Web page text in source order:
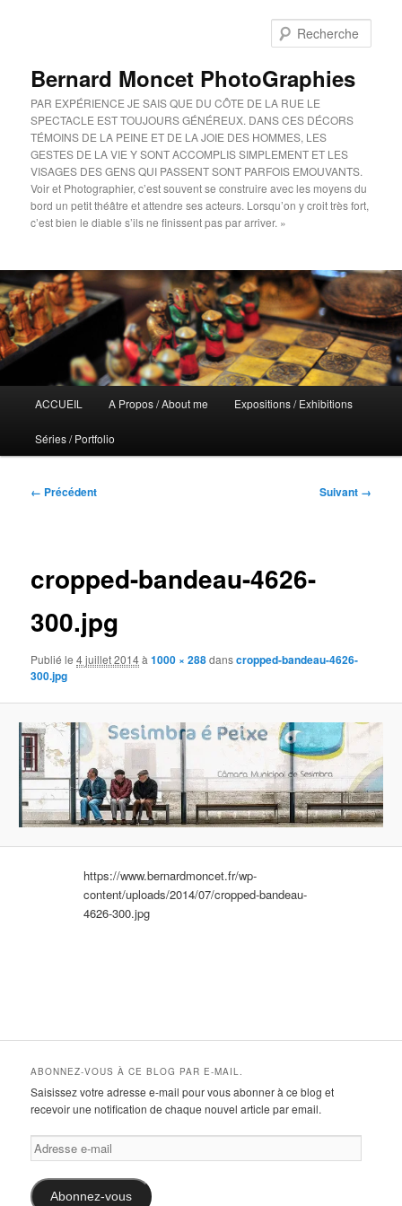
Bernard Moncet PhotoGraphies
PAR EXPÉRIENCE JE SAIS QUE DU CÔTE DE LA RUE LE
SPECTACLE EST TOUJOURS GÉNÉREUX. DANS CES DÉCORS
TÉMOINS DE LA PEINE ET DE LA JOIE DES HOMMES, LES
GESTES DE LA VIE Y SONT ACCOMPLIS SIMPLEMENT ET LES
VISAGES DES GENS QUI PASSENT SONT PARFOIS EMOUVANTS.
Voir et Photographier, c’est souvent se construire avec les moyens du
bord un petit théâtre et attendre ses acteurs. Lorsqu’on y croit très fort,
c’est bien le diable s’ils ne finissent pas par arriver. »
principal
ACCUEIL A Propos / About me Expositions / Exhibitions
Séries / Portfolio
Navigation
← Précédent Suivant →
cropped-bandeau-4626-
300.jpg
Publié le4 juillet 2014à1000 × 288danscropped-bandeau-4626-
300.jpg
https://www.bernardmoncet.fr/wp-
content/uploads/2014/07/cropped-bandeau-
4626-300.jpg
ABONNEZ-VOUS À CE BLOG PAR E-MAIL.
Saisissez votre adresse e-mail pour vous abonner à ce blog et
recevoir une notification de chaque nouvel article par email.
Adresse
e-
mail
Abonnez-vous